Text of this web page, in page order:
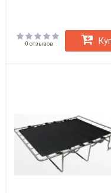
0 отзывов